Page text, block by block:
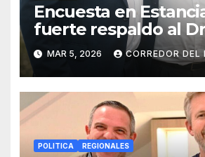
Encuesta en
fuerte respaldo al
Mendieta como
candidato a
MAR 5, 2026 CORREDOR DEL
POLITICA REGIONALES